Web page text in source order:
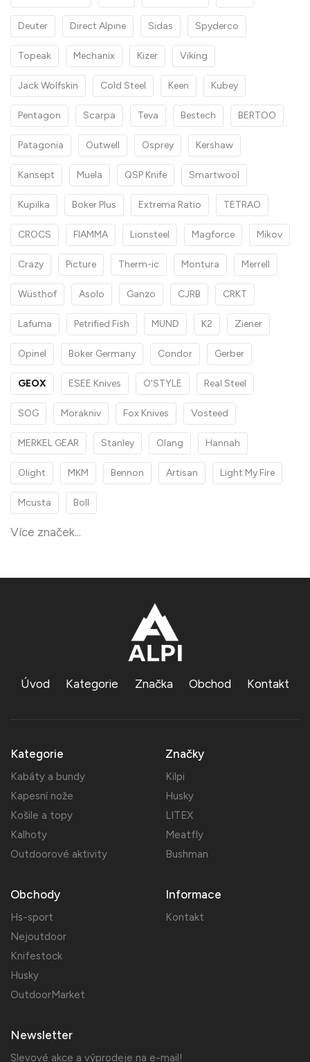
Deuter Direct Alpine Sidas Spyderco
Topeak Mechanix Kizer Viking
Jack Wolfskin Cold Steel Keen Kubey
Pentagon Scarpa Teva Bestech BERTOO
Patagonia Outwell Osprey Kershaw
Kansept Muela QSP Knife Smartwool
Kupilka Boker Plus Extrema Ratio TETRAO
CROCS FIAMMA Lionsteel Magforce Mikov
Crazy Picture Therm-ic Montura Merrell
Wüsthof Asolo Ganzo CJRB CRKT
Lafuma Petrified Fish MUND K2 Ziener
Opinel Böker Germany Condor Gerber
GEOX ESEE Knives O'STYLE Real Steel
SOG Morakniv Fox Knives Vosteed
MERKEL GEAR Stanley Olang Hannah
Olight MKM Bennon Artisan Light My Fire
Mcusta Boll
Více značek...
Úvod Kategorie Značka Obchod Kontakt
Kategorie
Kabáty a bundy
Kapesní nože
Košile a topy
Kalhoty
Outdoorové aktivity
Značky
Kilpi
Husky
LITEX
Meatfly
Bushman
Obchody
Hs-sport
Nejoutdoor
Knifestock
Husky
OutdoorMarket
Informace
Kontakt
Newsletter
Slevové akce a výprodeje na e-mail!